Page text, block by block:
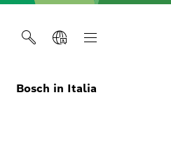
Bosch in Italia